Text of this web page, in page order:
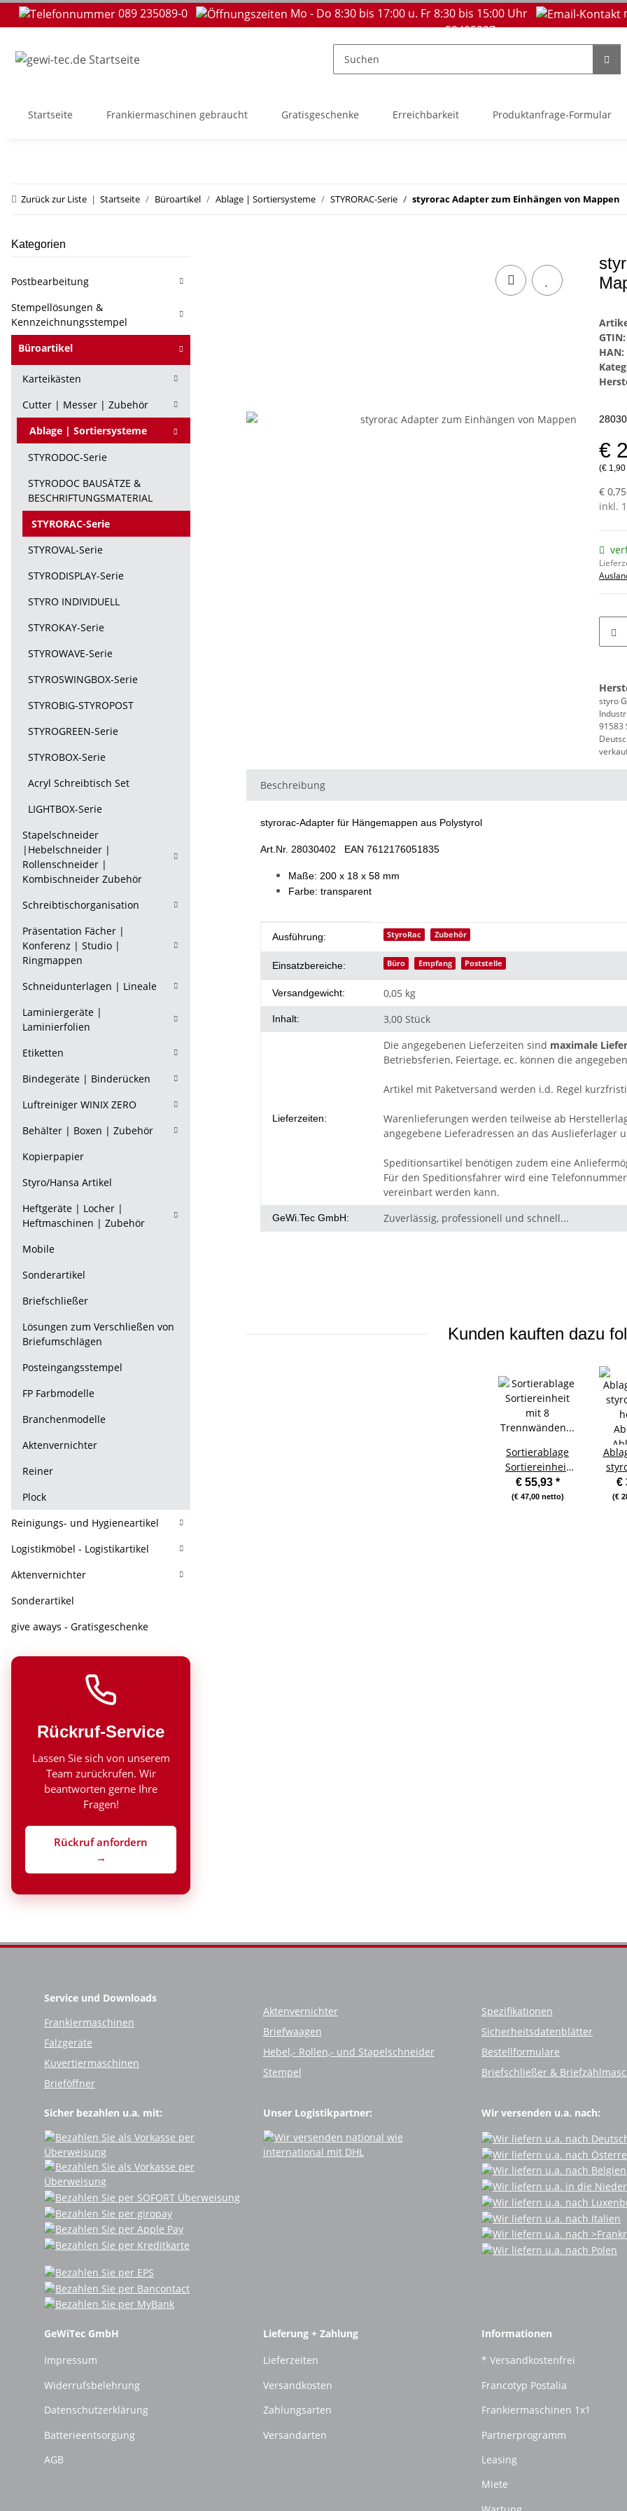
089 235089-0 Mo - Do 8:30 bis 17:00 u. Fr 8:30 bis 15:00 Uhr
53405237
Startseite Frankiermaschinen gebraucht Gratisgeschenke Erreichbarkeit Produktanfrage-Formular
Zurück zur Liste Startseite Büroartikel Ablage | Sortiersysteme STYRORAC-Serie styrorac Adapter zum Einhängen von Mappen
GTIN:
HAN:
€
(€
€
inkl.
styro
91583
Beschreibung
styrorac-Adapter für Hängemappen aus Polystyrol
Art.Nr. 28030402 EAN 7612176051835
Maße: 200 x 18 x 58 mm
Farbe: transparent
Produkteigenschaft
Wert
Ausführung: StyroRac Zubehör
Einsatzbereiche: Büro Empfang Poststelle
Versandgewicht: 0,05 kg
Inhalt: 3,00 Stück
Lieferzeiten:
Die angegebenen Lieferzeiten sind maximale
Betriebsferien, Feiertage, ec. können die
Artikel mit Paketversand werden i.d. Regel
Warenlieferungen werden teilweise ab
angegebene Lieferadressen an das Auslieferlager
Speditionsartikel benötigen zudem eine
Für den Speditionsfahrer wird eine
vereinbart werden kann.
GeWi.Tec GmbH: Zuverlässig, professionell und schnell...
Kunden kauften dazu
Sortierablage
Sortiereinheit
mit 8
Trennwänden
€ 55,93 *
(€ 47,00 netto)
€
(€
Kategorien
Postbearbeitung
Stempellösungen &
Kennzeichnungsstempel
Büroartikel
Karteikästen
Cutter | Messer | Zubehör
Ablage | Sortiersysteme
STYRODOC-Serie
STYRODOC BAUSÄTZE &
BESCHRIFTUNGSMATERIAL
STYRORAC-Serie
STYROVAL-Serie
STYRODISPLAY-Serie
STYRO INDIVIDUELL
STYROKAY-Serie
STYROWAVE-Serie
STYROSWINGBOX-Serie
STYROBIG-STYROPOST
STYROGREEN-Serie
STYROBOX-Serie
Acryl Schreibtisch Set
LIGHTBOX-Serie
Stapelschneider
|Hebelschneider |
Rollenschneider |
Kombischneider Zubehör
Schreibtischorganisation
Präsentation Fächer |
Konferenz | Studio |
Ringmappen
Schneidunterlagen | Lineale
Laminiergeräte |
Laminierfolien
Etiketten
Bindegeräte | Binderücken
Luftreiniger WINIX ZERO
Behälter | Boxen | Zubehör
Kopierpapier
Styro/Hansa Artikel
Heftgeräte | Locher |
Heftmaschinen | Zubehör
Mobile
Sonderartikel
Briefschließer
Lösungen zum Verschließen von
Briefumschlägen
Posteingangsstempel
FP Farbmodelle
Branchenmodelle
Aktenvernichter
Reiner
Plock
Reinigungs- und Hygieneartikel
Logistikmöbel - Logistikartikel
Aktenvernichter
Sonderartikel
give aways - Gratisgeschenke
Rückruf-Service
Lassen Sie sich von unserem
Team zurückrufen. Wir
beantworten gerne Ihre
Fragen!
Rückruf anfordern
→
Service und Downloads
Frankiermaschinen
Falzgeräte
Kuvertiermaschinen
Brieföffner
Aktenvernichter
Briefwaagen
Hebel,- Rollen,- und Stapelschneider
Stempel
Spezifikationen
Sicherheitsdatenblätter
Bestellformulare
Briefschließer &
Sicher bezahlen u.a. mit: Unser Logistikpartner: Wir versenden u.a. nach:
GeWiTec GmbH
Impressum
Widerrufsbelehrung
Datenschutzerklärung
Batterieentsorgung
AGB
Lieferung + Zahlung
Lieferzeiten
Versandkosten
Zahlungsarten
Versandarten
Informationen
* Versandkostenfrei
Francotyp Postalia
Frankiermaschinen 1x1
Partnerprogramm
Leasing
Miete